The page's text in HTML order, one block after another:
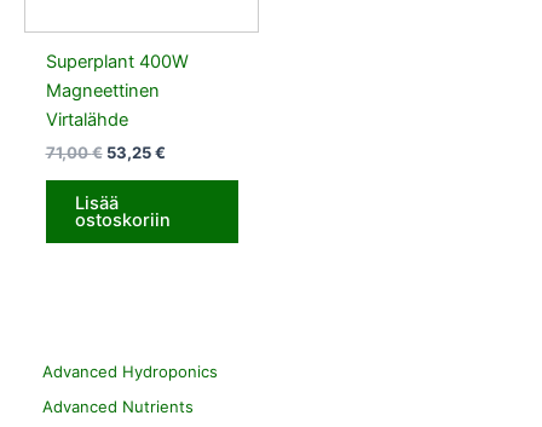
Advanced Hydroponics
Advanced Nutrients
Superplant 400W
Magneettinen
Virtalähde
71,00€ 53,25€
Lisää
ostoskoriin